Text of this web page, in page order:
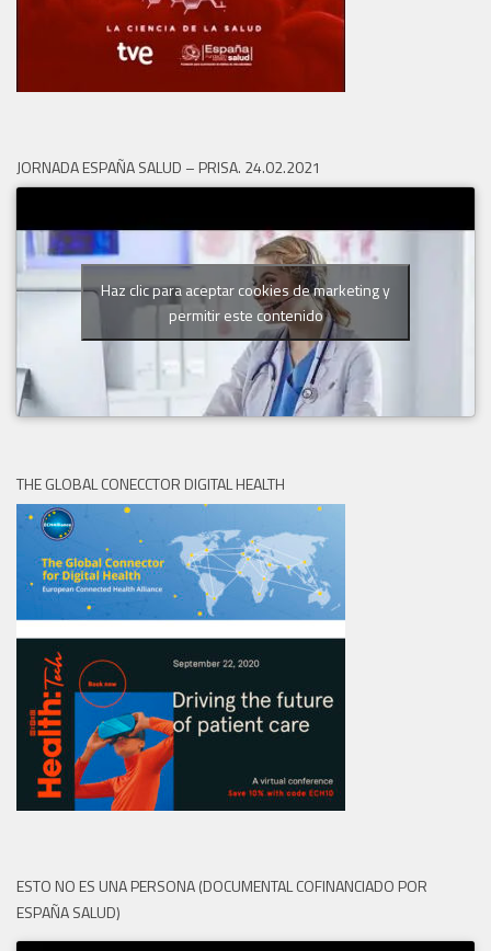
JORNADA ESPAÑA SALUD – PRISA. 24.02.2021
Haz clic para aceptar cookies de marketing y
permitir este contenido
THE GLOBAL CONECCTOR DIGITAL HEALTH
ESTO NO ES UNA PERSONA (DOCUMENTAL COFINANCIADO POR
ESPAÑA SALUD)